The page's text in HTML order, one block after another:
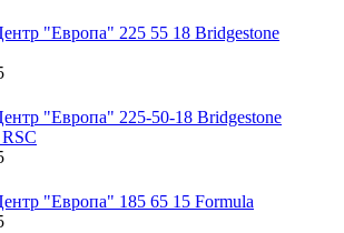
225 55 18 Bridgestone
225-50-18 Bridgestone
185 65 15 Formula